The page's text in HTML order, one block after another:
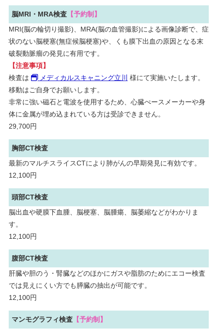
脳MRI・MRA検査【予約制】
MRI(脳の輪切り撮影)、MRA(脳の血管撮影)による画像診断で、症
状のない脳梗塞(無症候脳梗塞)や、くも膜下出血の原因となる末
破裂動脈瘤の発見に有用です。
【注意事項】
検査は
メディカルスキャニング立川
様にて実施いたします。
移動はご自身でお願いします。
非常に強い磁石と電波を使用するため、心臓ぺースメーカーや身
体に金属が埋め込まれている方は受診できません。
29,700円
胸部CT検査
最新のマルチスライスCTにより肺がんの早期発見に有効です。
12,100円
頭部CT検査
脳出血や硬膜下血腫、脳梗塞、脳腫瘍、脳萎縮などがわかりま
す。
12,100円
腹部CT検査
肝臓や胆のう・腎臓などのほかにガスや脂肪のためにエコー検査
では見えにくい方でも膵臓の抽出が可能です。
12,100円
マンモグラフィ検査【予約制】